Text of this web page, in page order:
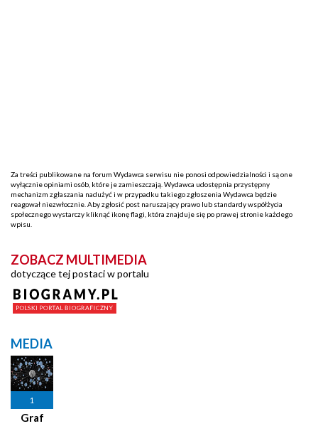
Za treści publikowane na forum Wydawca serwisu nie ponosi odpowiedzialności i są one
wyłącznie opiniami osób, które je zamieszczają. Wydawca udostępnia przystępny
mechanizm zgłaszania nadużyć i w przypadku takiego zgłoszenia Wydawca będzie
reagował niezwłocznie. Aby zgłosić post naruszający prawo lub standardy współżycia
społecznego wystarczy kliknąć ikonę flagi, która znajduje się po prawej stronie każdego
wpisu.
ZOBACZ MULTIMEDIA
dotyczące tej postaci w portalu
MEDIA
1
Graf